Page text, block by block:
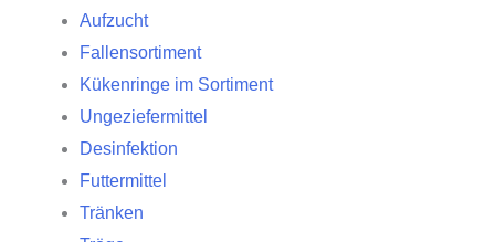
Aufzucht
Fallensortiment
Kükenringe im Sortiment
Ungeziefermittel
Desinfektion
Futtermittel
Tränken